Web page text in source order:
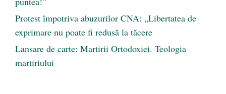
Protest împotriva abuzurilor CNA: „Libertatea de
exprimare nu poate fi redusă la tăcere
Lansare de carte: Martirii Ortodoxiei. Teologia
martiriului